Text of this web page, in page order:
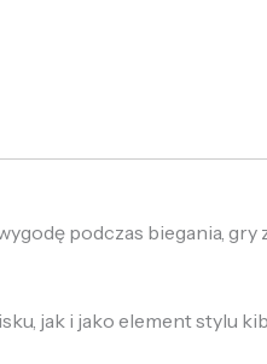
podczas biegania,
jak i jako element stylu